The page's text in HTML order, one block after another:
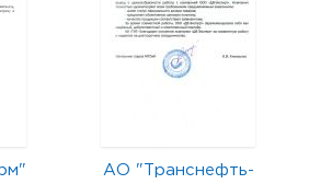
АО "Транснефть-